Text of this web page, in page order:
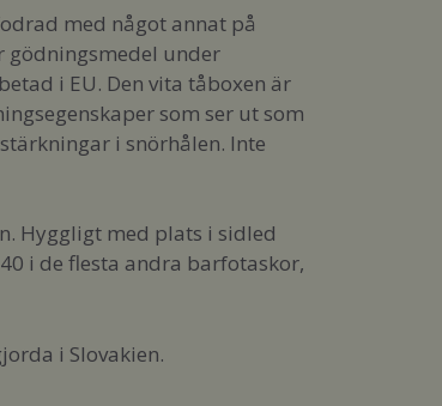
med något annat på
gödningsmedel under
i EU. Den vita tåboxen är
som ser ut som
i snörhålen. Inte
Hyggligt med plats i sidled
i de flesta andra barfotaskor,
i Slovakien.